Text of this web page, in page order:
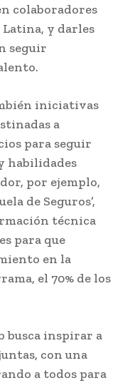
colaboradores
Latina, y darles
seguir
iniciativas
a
para seguir
habilidades
por ejemplo,
de Seguros’,
técnica
para que
en la
el 70% de los
busca inspirar a
con una
a todos para